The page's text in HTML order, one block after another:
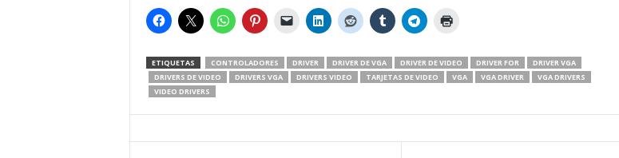
ETIQUETAS CONTROLADORES DRIVER DRIVER DE VGA DRIVER DE VIDEO DRIVER FOR
DRIVER VGA
DRIVERS DE VIDEO
DRIVERS VGA DRIVERS VIDEO TARJETAS DE VIDEO VGA VGA DRIVER
VGA DRIVERS
VIDEO DRIVERS